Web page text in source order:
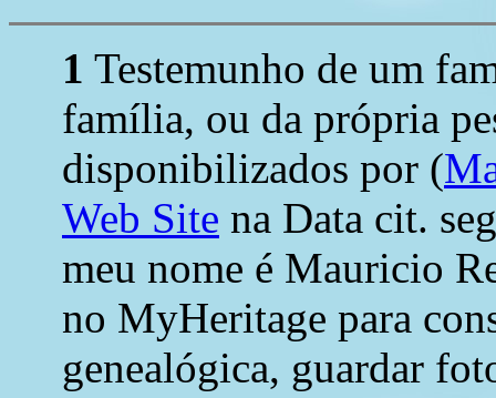
1 Testemunho de um
família, ou da própria
disponibilizados por (
Web Site na Data cit.
meu nome é Mauricio
no MyHeritage para
genealógica, guardar